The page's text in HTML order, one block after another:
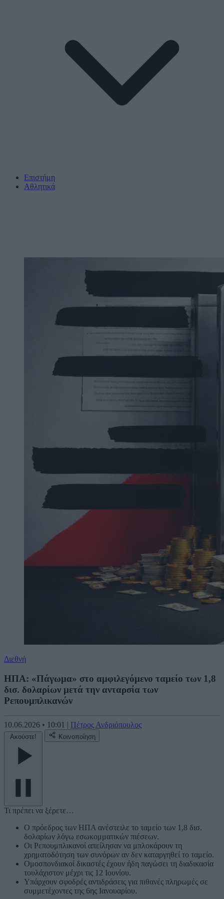
Επιστήμη
Αθλητικά
Διεθνή
ΗΠΑ: «Πάγωμα» στο αμφιλεγόμενο ταμείο των 1,8
δισ. δολαρίων μετά την ανταρσία των
Ρεπουμπλικανών
10.06.2026 • 10:01 | Πέτρος Ανδριόπουλος
Ακούστε! Κοινοποίηση
Τι πρέπει να ξέρετε…
Ο πρόεδρος των ΗΠΑ ανέστειλε το ταμείο των 1,8 δισ.
δολαρίων λόγω εσωκομματικών πιέσεων.
Οι Ρεπουμπλικανοί απείλησαν να μπλοκάρουν τη
χρηματοδότηση των συνόρων αν δεν καταργηθεί το ταμείο.
Ομοσπονδιακοί δικαστές έχουν ήδη παγώσει τη διαδικασία
τουλάχιστον μέχρι τις 12 Ιουνίου.
Υπάρχουν σφοδρές αντιδράσεις για πιθανές πληρωμές σε
συμμετέχοντες της 6ης Ιανουαρίου.